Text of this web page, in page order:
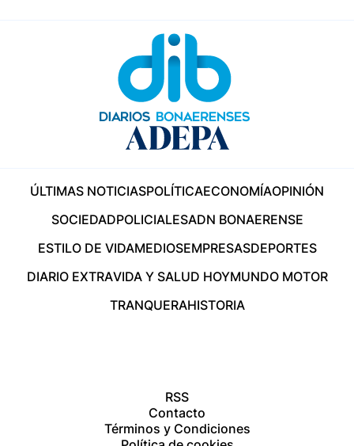
ÚLTIMAS NOTICIASPOLÍTICAECONOMÍAOPINIÓN
SOCIEDADPOLICIALESADN BONAERENSE
ESTILO DE VIDAMEDIOSEMPRESASDEPORTES
DIARIO EXTRAVIDA Y SALUD HOYMUNDO MOTOR
TRANQUERAHISTORIA
RSS
Contacto
Términos y Condiciones